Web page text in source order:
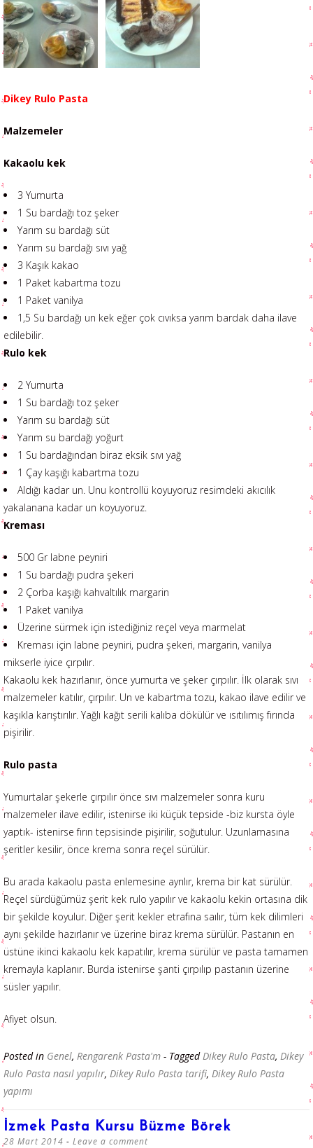
Dikey Rulo Pasta
Malzemeler
Kakaolu kek
3 Yumurta
1 Su bardağı toz şeker
Yarım su bardağı süt
Yarım su bardağı sıvı yağ
3 Kaşık kakao
1 Paket kabartma tozu
1 Paket vanilya
1,5 Su bardağı un kek eğer çok cıvıksa yarım bardak daha ilave
edilebilir.
Rulo kek
2 Yumurta
1 Su bardağı toz şeker
Yarım su bardağı süt
Yarım su bardağı yoğurt
1 Su bardağından biraz eksik sıvı yağ
1 Çay kaşığı kabartma tozu
Aldığı kadar un. Unu kontrollü koyuyoruz resimdeki akıcılık
yakalanana kadar un koyuyoruz.
Kreması
500 Gr labne peyniri
1 Su bardağı pudra şekeri
2 Çorba kaşığı kahvaltılık margarin
1 Paket vanilya
Üzerine sürmek için istediğiniz reçel veya marmelat
Kreması için labne peyniri, pudra şekeri, margarin, vanilya
mikserle iyice çırpılır.
Kakaolu kek hazırlanır, önce yumurta ve şeker çırpılır. İlk olarak sıvı
malzemeler katılır, çırpılır. Un ve kabartma tozu, kakao ilave edilir ve
kaşıkla karıştırılır. Yağlı kağıt serili kalıba dökülür ve ısıtılımış fırında
pişirilir.
Rulo pasta
Yumurtalar şekerle çırpılır önce sıvı malzemeler sonra kuru
malzemeler ilave edilir, istenirse iki küçük tepside -biz kursta öyle
yaptık- istenirse fırın tepsisinde pişirilir, soğutulur. Uzunlamasına
şeritler kesilir, önce krema sonra reçel sürülür.
Bu arada kakaolu pasta enlemesine ayrılır, krema bir kat sürülür.
Reçel sürdüğümüz şerit kek rulo yapılır ve kakaolu kekin ortasına dik
bir şekilde koyulur. Diğer şerit kekler etrafına saılır, tüm kek dilimleri
aynı şekilde hazırlanır ve üzerine biraz krema sürülür. Pastanın en
üstüne ikinci kakaolu kek kapatılır, krema sürülür ve pasta tamamen
kremayla kaplanır. Burda istenirse şanti çırpılıp pastanın üzerine
süsler yapılır.
Afiyet olsun.
Posted in Genel, Rengarenk Pasta'm - Tagged Dikey Rulo Pasta, Dikey
Rulo Pasta nasıl yapılır, Dikey Rulo Pasta tarifi, Dikey Rulo Pasta
yapımı
İzmek Pasta Kursu Büzme Börek
28 Mart 2014 Leave a comment